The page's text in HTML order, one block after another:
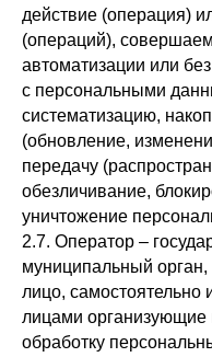
действие (операция)
(операций),
автоматизации или
с персональными
систематизацию,
(обновление,
передачу
обезличивание,
уничтожение
2.7. Оператор –
муниципальный
лицо, самостоятельно
лицами
обработку